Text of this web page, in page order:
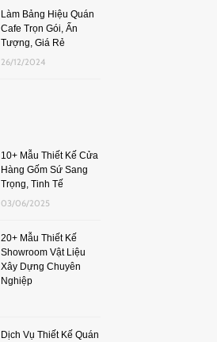
Làm Bảng Hiệu Quán
Cafe Trọn Gói, Ấn
Tượng, Giá Rẻ
26/12/2024
10+ Mẫu Thiết Kế Cửa
Hàng Gốm Sứ Sang
Trọng, Tinh Tế
03/06/2025
20+ Mẫu Thiết Kế
Showroom Vật Liệu
Xây Dựng Chuyên
Nghiệp
Dịch Vụ Thiết Kế Quán